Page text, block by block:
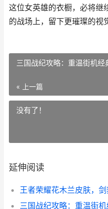
这位女英雄的衣橱，必将继
的战场上，留下更璀璨的视
三国战纪攻略：重温街机
« 上一篇
没有了！
延伸阅读
三国战纪攻略：重温街